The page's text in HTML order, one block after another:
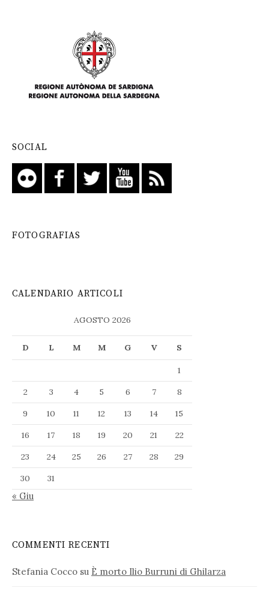
SOCIAL
FOTOGRAFIAS
CALENDARIO ARTICOLI
AGOSTO 2026
D L M M G V S
1
2
3 4 5 6 7
8
9
10 11 12 13 14
15
16
17 18 19 20 21
22
23
24 25 26 27 28
29
30
31
« Giu
COMMENTI RECENTI
Stefania Cocco su È morto Ilio Burruni di Ghilarza